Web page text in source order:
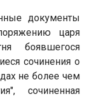
документы
царя
боявшегося
сочинения о
не более чем
сочиненная